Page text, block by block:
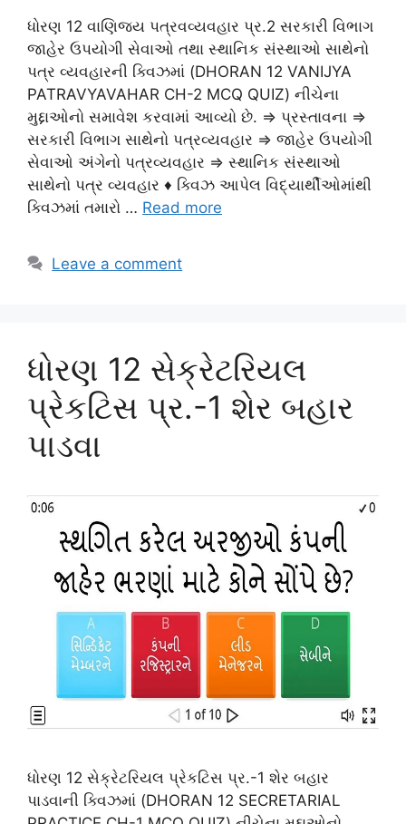
ધોરણ 12 વાણિજય પત્રવવ્યવહાર પ્ર.2 સરકારી વિભાગ
જાહેર ઉપયોગી સેવાઓ તથા સ્થાનિક સંસ્થાઓ સાથેનો
પત્ર વ્યવહારની ક્વિઝમાં (DHORAN 12 VANIJYA
PATRAVYAVAHAR CH-2 MCQ QUIZ) નીચેના
મુદ્દાઓનો સમાવેશ કરવામાં આવ્યો છે. ⇒ પ્રસ્તાવના ⇒
સરકારી વિભાગ સાથેનો પત્રવ્યવહાર ⇒ જાહેર ઉપયોગી
સેવાઓ અંગેનો પત્રવ્યવહાર ⇒ સ્થાનિક સંસ્થાઓ
સાથેનો પત્ર વ્યવહાર ♦ ક્વિઝ આપેલ વિદ્યાર્થીઓમાંથી
ક્વિઝમાં તમારો … Read more
Leave a comment
ધોરણ 12 સેક્રેટરિયલ
પ્રેકટિસ પ્ર.-1 શેર બહાર
પાડવા
ધોરણ 12 સેક્રેટરિયલ પ્રેકટિસ પ્ર.-1 શેર બહાર
પાડવાની ક્વિઝમાં (DHORAN 12 SECRETARIAL